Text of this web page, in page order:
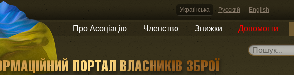
Українська Русский English
Про Асоціацію Членство Знижки Допомогти